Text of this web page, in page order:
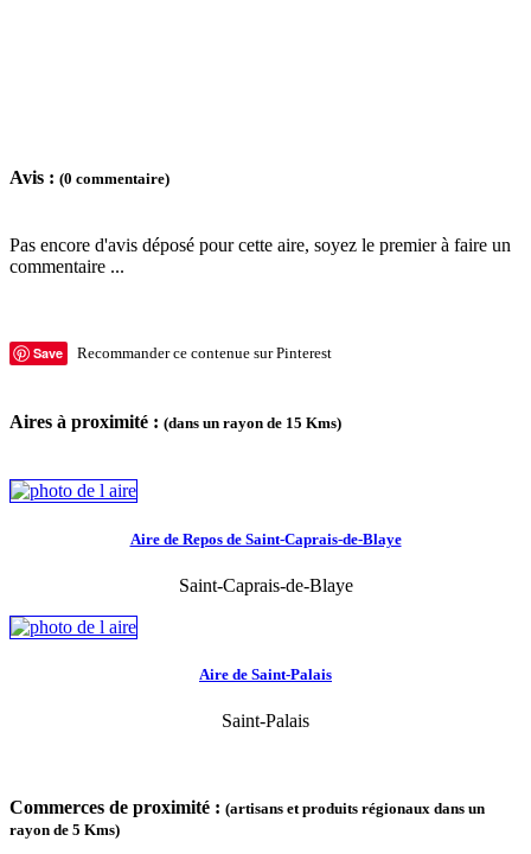
Avis : (0 commentaire)
Pas encore d'avis déposé pour cette aire, soyez le premier à faire un
commentaire ...
Save Recommander ce contenue sur Pinterest
Aires à proximité : (dans un rayon de 15 Kms)
Aire de Repos de Saint-Caprais-de-Blaye
Saint-Caprais-de-Blaye
Aire de Saint-Palais
Saint-Palais
Commerces de proximité : (artisans et produits régionaux dans un
rayon de 5 Kms)